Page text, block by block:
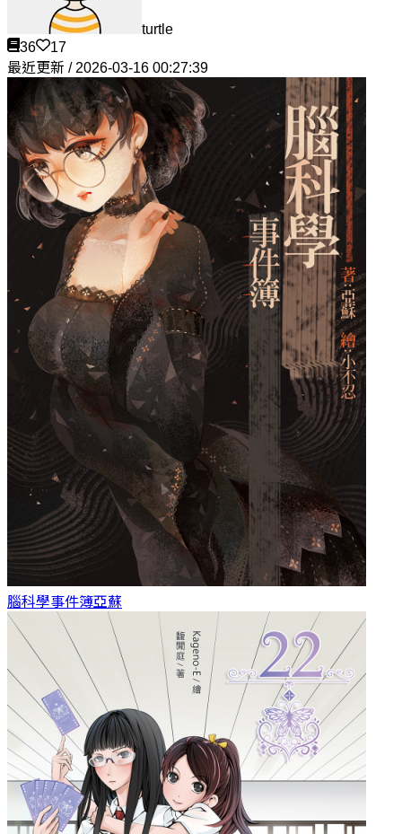
turtle
36
17
最近更新 / 2026-03-16 00:27:39
腦科學事件簿亞蘇